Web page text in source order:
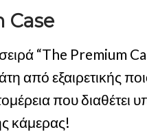
Case
“The Premium
από εξαιρετικής
που διαθέτει
κάμερας!